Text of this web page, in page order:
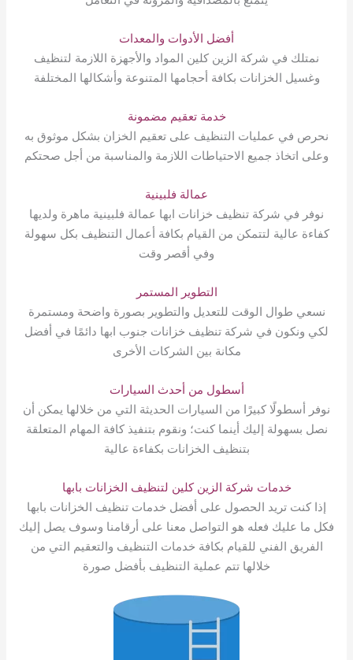
أفضل الأدوات والمعدات
نمتلك في شركة الزين كلين المواد والأجهزة اللازمة لتنظيف
وغسيل الخزانات بكافة أحجامها المتنوعة وأشكالها المختلفة
خدمة تعقيم مضمونة
نحرص في عمليات التنظيف على تعقيم الخزان بشكل موثوق به
وعلى اتخاذ جميع الاحتياطات اللازمة والمناسبة من أجل صحتكم
عمالة فلبينية
نوفر في شركة تنظيف خزانات ابها عمالة فلبينية ماهرة ولديها
كفاءة عالية لتتمكن من القيام بكافة أعمال التنظيف بكل سهولة
وفي أقصر وقت
التطوير المستمر
نسعي طوال الوقت للتعديل والتطوير بصورة واضحة ومستمرة
لكي ونكون في شركة تنظيف خزانات جنوب ابها دائمًا في أفضل
مكانة بين الشركات الأخرى
أسطول من أحدث السيارات
نوفر أسطولًا كبيرًا من السيارات الحديثة التي من خلالها يمكن أن
نصل بسهولة إليك أينما كنت؛ ونقوم بتنفيذ كافة المهام المتعلقة
بتنظيف الخزانات بكفاءة عالية
خدمات شركة الزين كلين لتنظيف الخزانات بابها
إذا كنت تريد الحصول على أفضل خدمات تنظيف الخزانات بابها
فكل ما عليك فعله هو التواصل معنا على أرقامنا وسوف يصل إليك
الفريق الفني للقيام بكافة خدمات التنظيف والتعقيم التي من
خلالها تتم عملية التنظيف بأفضل صورة